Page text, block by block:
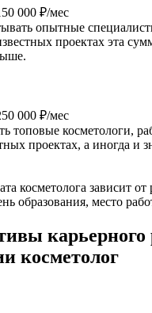
000 ₽/мес
опытные
проектах эта
000 ₽/мес
топовые косметологи,
проектах, а иногда и
косметолога зависит от
образования, место
карьерного
косметолог